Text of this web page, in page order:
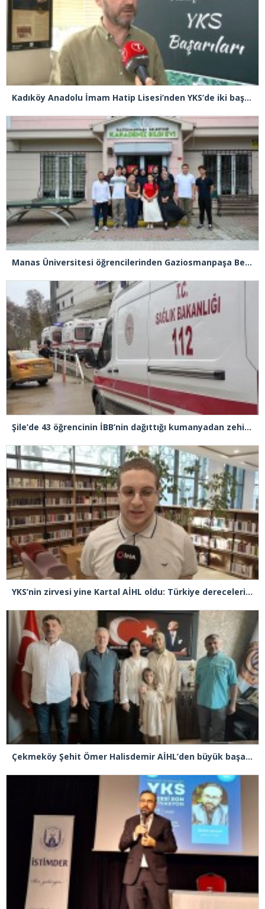
Kadıköy Anadolu İmam Hatip Lisesi’nden YKS’de iki başarı birden
Manas Üniversitesi öğrencilerinden Gaziosmanpaşa Belediyesi’ne ziyaret
Şile’de 43 öğrencinin İBB’nin dağıttığı kumanyadan zehirlendiği iddiasıyla 4 şüpheliye 10 yıla kadar hapis talebi
YKS’nin zirvesi yine Kartal AİHL oldu: Türkiye dereceleri peş peşe geldi, başarının sırrını anlattılar
Çekmeköy Şehit Ömer Halisdemir AİHL’den büyük başarı! LGS’de yüzde 0,13’lik dilim